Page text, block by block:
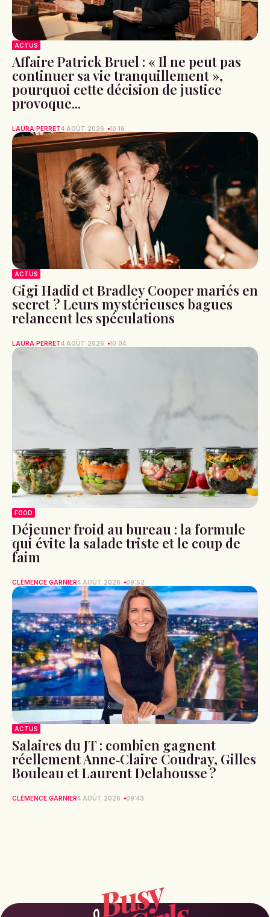
ACTUS
Affaire Patrick Bruel : « Il ne peut pas
continuer sa vie tranquillement »,
pourquoi cette décision de justice
provoque...
LAURA PERRET4 AOÛT 2026 10:16
ACTUS
Gigi Hadid et Bradley Cooper mariés en
secret ? Leurs mystérieuses bagues
relancent les spéculations
LAURA PERRET4 AOÛT 2026 10:04
FOOD
Déjeuner froid au bureau : la formule
qui évite la salade triste et le coup de
faim
CLÉMENCE GARNIER4 AOÛT 2026 09:52
ACTUS
Salaires du JT : combien gagnent
réellement Anne‑Claire Coudray, Gilles
Bouleau et Laurent Delahousse ?
CLÉMENCE GARNIER4 AOÛT 2026 09:43